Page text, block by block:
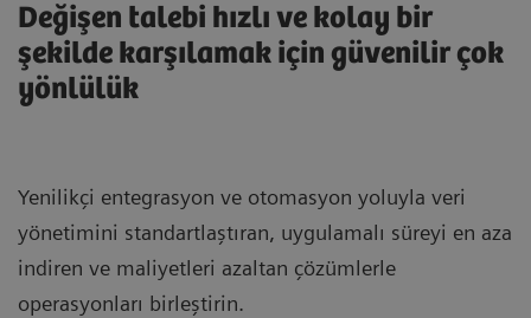
Değişen talebi hızlı ve kolay bir
şekilde karşılamak için güvenilir çok
yönlülük
Yenilikçi entegrasyon ve otomasyon yoluyla veri
yönetimini standartlaştıran, uygulamalı süreyi en aza
indiren ve maliyetleri azaltan çözümlerle
operasyonları birleştirin.